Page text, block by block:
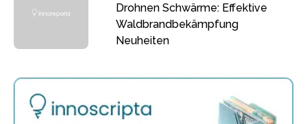
Drohnen Schwärme: Effektive
Waldbrandbekämpfung
Neuheiten